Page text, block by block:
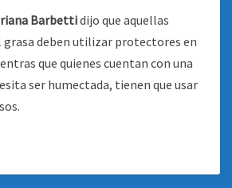
Barbettidijo que aquellas
grasa deben utilizar protectores en
que quienes cuentan con una
ser humectada, tienen que usar